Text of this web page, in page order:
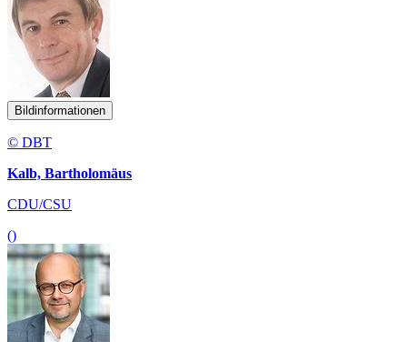
Bildinformationen
© DBT
Kalb, Bartholomäus
CDU/CSU
()